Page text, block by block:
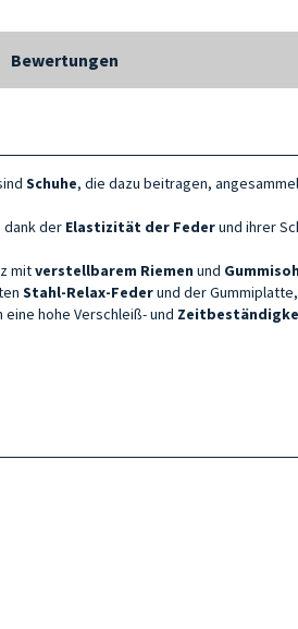
Bewertungen
Schuhe, die dazu beitragen,
dank der Elastizität der Federund ihrer
mitverstellbarem Riemen und
Stahl-Relax-Federund der
hohe Verschleiß- und